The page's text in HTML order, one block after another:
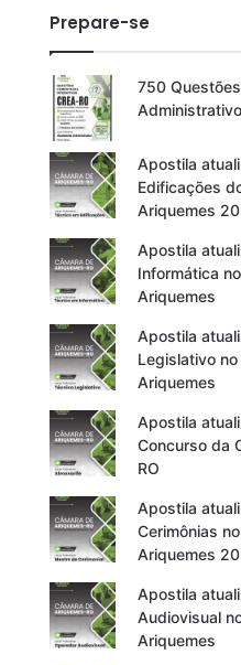
Prepare-se
750
Administrativo
Apostila
Edificações
Ariquemes
Apostila
Informática
Ariquemes
Apostila
Legislativo
Ariquemes
Apostila
Concurso da
RO
Apostila
Cerimônias
Ariquemes
Apostila
Audiovisual
Ariquemes